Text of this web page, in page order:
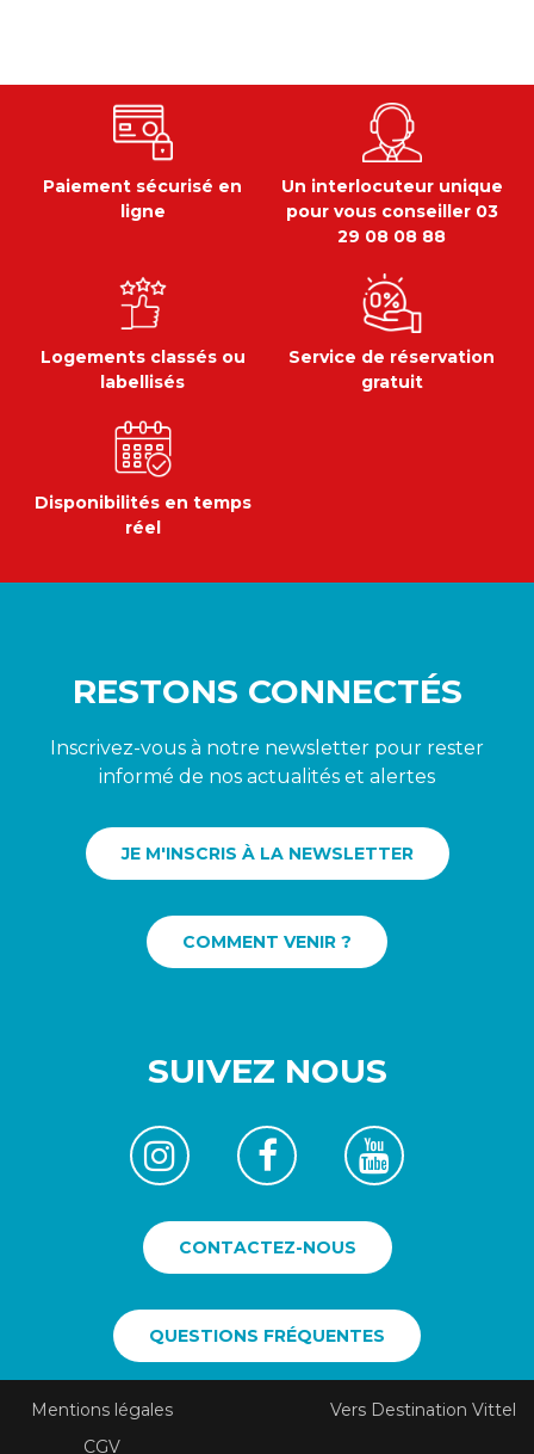
Paiement sécurisé en
ligne
Un interlocuteur unique
pour vous conseiller 03
29 08 08 88
Logements classés ou
labellisés
Service de réservation
gratuit
Disponibilités en temps
réel
RESTONS CONNECTÉS
Inscrivez-vous à notre newsletter pour rester
informé de nos actualités et alertes
JE M'INSCRIS À LA NEWSLETTER
COMMENT VENIR ?
SUIVEZ NOUS
CONTACTEZ-NOUS
QUESTIONS FRÉQUENTES
Mentions légales
CGV
Vers Destination Vittel